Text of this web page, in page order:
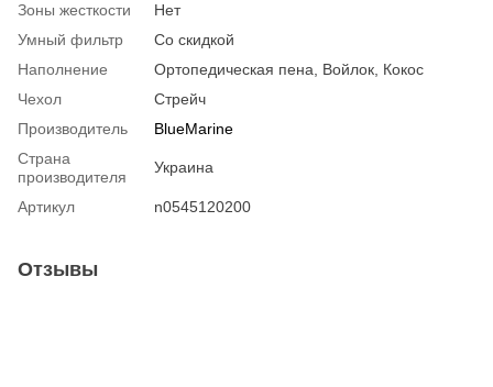
Зоны жесткости
Нет
Умный фильтр
Со скидкой
Наполнение
Ортопедическая пена, Войлок, Кокос
Чехол
Стрейч
Производитель
BlueMarine
Страна
производителя
Украина
Артикул n0545120200
Отзывы